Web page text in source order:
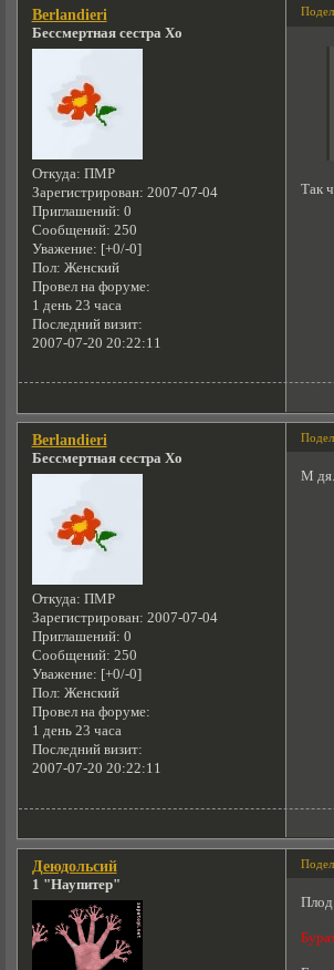
Berlandieri
Бессмертная сестра Хо
Откуда: ПМР
Зарегистрирован: 2007-07-04
Приглашений: 0
Сообщений: 250
Уважение: [+0/-0]
Пол: Женский
Провел на форуме:
1 день 23 часа
Последний визит:
2007-07-20 20:22:11
Так
Berlandieri
Бессмертная сестра Хо
Откуда: ПМР
Зарегистрирован: 2007-07-04
Приглашений: 0
Сообщений: 250
Уважение: [+0/-0]
Пол: Женский
Провел на форуме:
1 день 23 часа
Последний визит:
2007-07-20 20:22:11
М
Деюдольсий
1 "Наупитер"
Плод